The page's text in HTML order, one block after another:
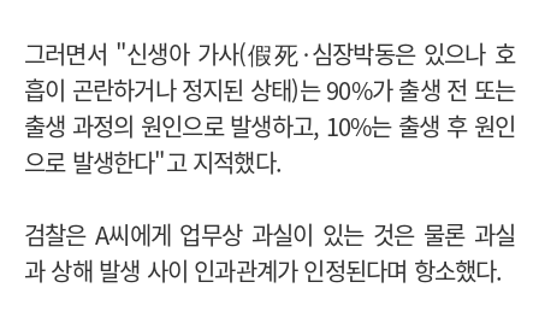
그러면서 "신생아 가사(假死·심장박동은 있으나 호
흡이 곤란하거나 정지된 상태)는 90%가 출생 전 또는
출생 과정의 원인으로 발생하고, 10%는 출생 후 원인
으로 발생한다"고 지적했다.
검찰은 A씨에게 업무상 과실이 있는 것은 물론 과실
과 상해 발생 사이 인과관계가 인정된다며 항소했다.